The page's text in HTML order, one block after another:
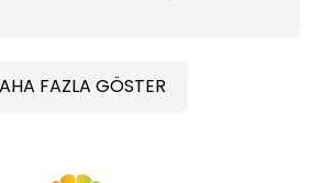
FAZLA GÖSTER